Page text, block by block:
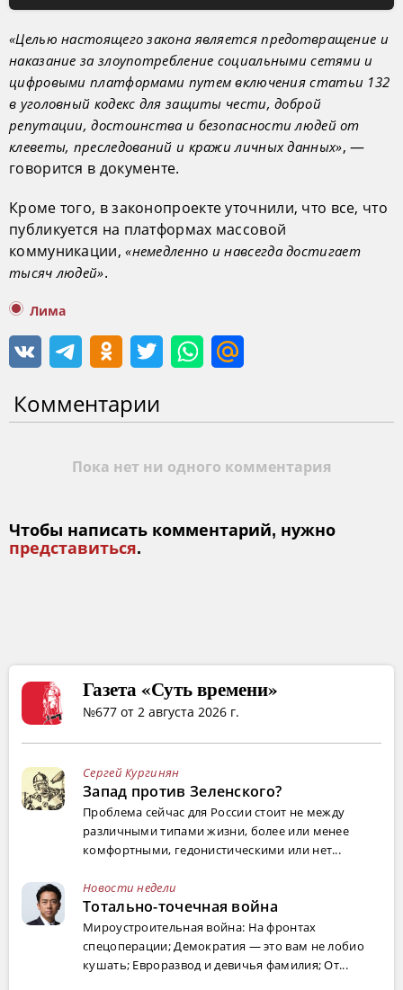
«Целью настоящего закона является предотвращение и
наказание за злоупотребление социальными сетями и
цифровыми платформами путем включения статьи 132
в уголовный кодекс для защиты чести, доброй
репутации, достоинства и безопасности людей от
клеветы, преследований и кражи личных данных», —
говорится в документе.
Кроме того, в законопроекте уточнили, что все, что
публикуется на платформах массовой
коммуникации,«немедленно и навсегда достигает
тысяч людей».
Лима
Комментарии
Пока нет ни одного комментария
Чтобы написать комментарий, нужно
представиться.
Газета «Суть времени»
№677 от 2 августа 2026 г.
Сергей Кургинян
Запад против Зеленского?
Проблема сейчас для России стоит не между
различными типами жизни, более или менее
комфортными, гедонистическими или нет...
Новости недели
Тотально-точечная война
Мироустроительная война: На фронтах
спецоперации; Демократия — это вам не лобио
кушать; Евроразвод и девичья фамилия; От...